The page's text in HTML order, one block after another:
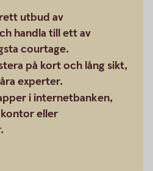
utbud av
handla till ett av
courtage.
på kort och lång sikt,
experter.
i internetbanken,
eller